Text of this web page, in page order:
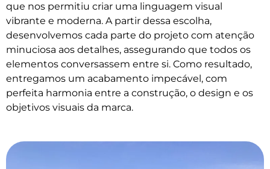
que nos permitiu criar uma linguagem visual
vibrante e moderna. A partir dessa escolha,
desenvolvemos cada parte do projeto com atenção
minuciosa aos detalhes, assegurando que todos os
elementos conversassem entre si. Como resultado,
entregamos um acabamento impecável, com
perfeita harmonia entre a construção, o design e os
objetivos visuais da marca.